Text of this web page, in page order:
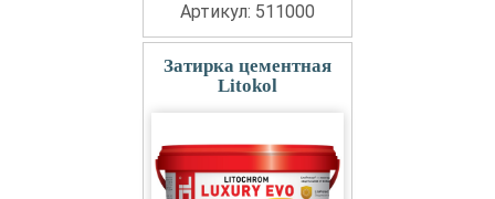
Артикул: 511000
Затирка цементная
Litokol